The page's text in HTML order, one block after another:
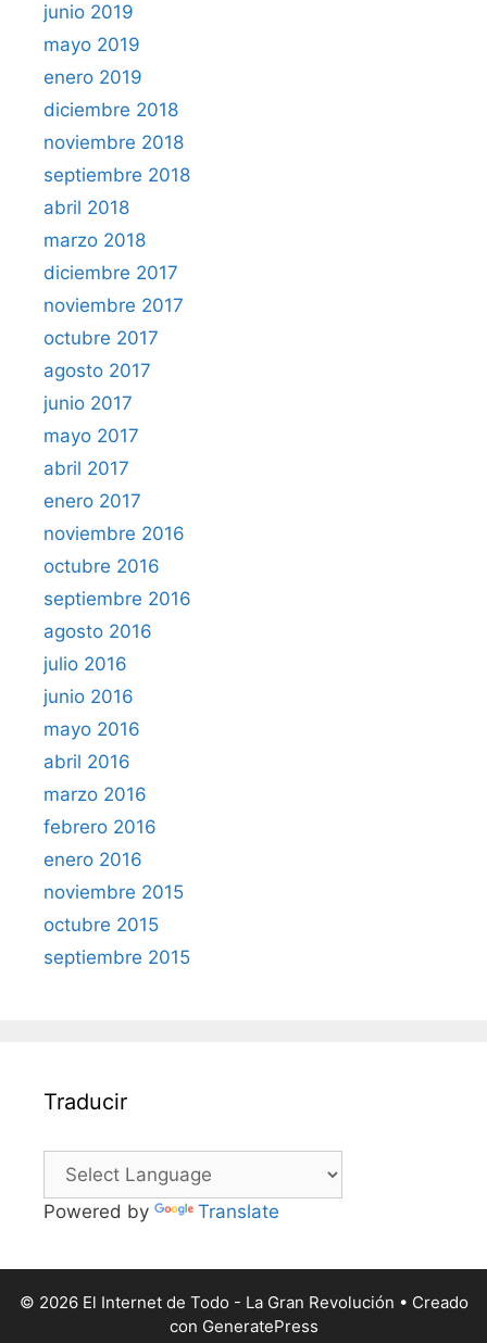
junio 2019
mayo 2019
enero 2019
diciembre 2018
noviembre 2018
septiembre 2018
abril 2018
marzo 2018
diciembre 2017
noviembre 2017
octubre 2017
agosto 2017
junio 2017
mayo 2017
abril 2017
enero 2017
noviembre 2016
octubre 2016
septiembre 2016
agosto 2016
julio 2016
junio 2016
mayo 2016
abril 2016
marzo 2016
febrero 2016
enero 2016
noviembre 2015
octubre 2015
septiembre 2015
Traducir
Powered by Translate
© 2026 El Internet de Todo - La Gran Revolución • Creado
con GeneratePress